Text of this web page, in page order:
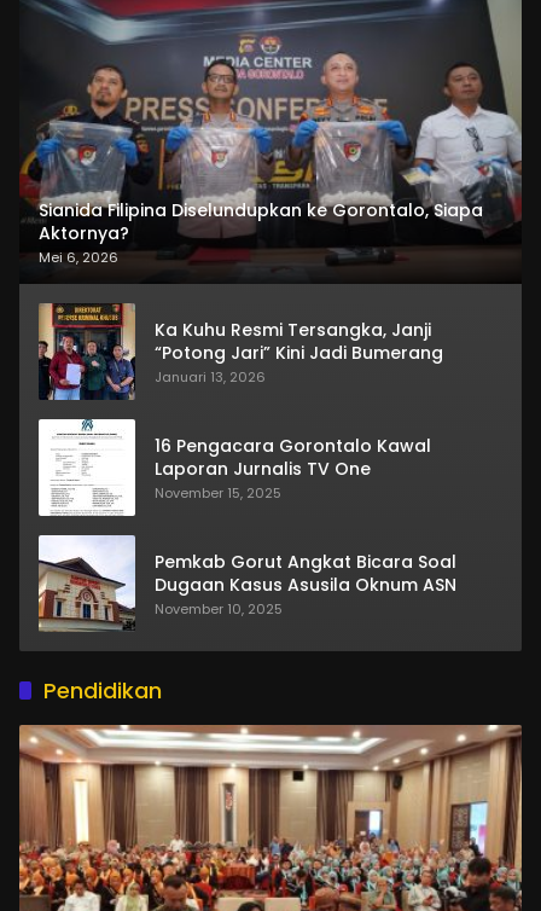
Sianida Filipina Diselundupkan ke Gorontalo, Siapa
Aktornya?
Mei 6, 2026
Ka Kuhu Resmi Tersangka, Janji
“Potong Jari” Kini Jadi Bumerang
Januari 13, 2026
16 Pengacara Gorontalo Kawal
Laporan Jurnalis TV One
November 15, 2025
Pemkab Gorut Angkat Bicara Soal
Dugaan Kasus Asusila Oknum ASN
November 10, 2025
Pendidikan